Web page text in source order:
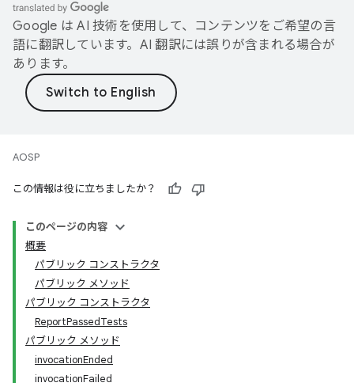
Google は AI 技術を使用して、コンテンツをご希望の言
語に翻訳しています。AI 翻訳には誤りが含まれる場合が
あります。
AOSP
この情報は役に立ちましたか？
このページの内容
概要
パブリック コンストラクタ
パブリック メソッド
パブリック コンストラクタ
ReportPassedTests
パブリック メソッド
invocationEnded
invocationFailed